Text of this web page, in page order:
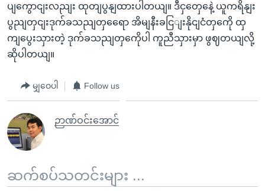
ပျကွောငျးလညျး ထုတျပွနျထားပါတယျ။ ဒီငှတှေနေဲ့ ယူကရိနျး
ပွညျတှငျးဒုက်ခသညျတှရေော အိမျနီးခငြျးနိုငျငံတှကေို ထှ
ကျပွေးသှားတဲ့ ဒုက်ခသညျတှကေိုပါ ကူညီသှားမှာ ဖွဈတယျလို့
ဆိုပါတယျ။
မျှဝေပါ Follow us
ဉာဏ်ဝင်းအောင်
ဆက်စပ်သတင်းများ ...